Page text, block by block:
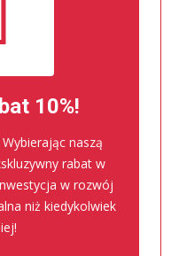
10%!
naszą
rabat w
w rozwój
niż kiedykolwiek